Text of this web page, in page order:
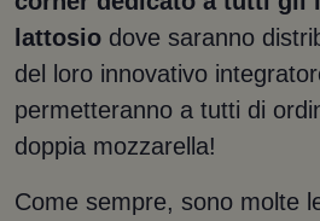
lattosio dove saranno
del loro innovativo
permetteranno a tutti di
doppia mozzarella!
Come sempre, sono molte